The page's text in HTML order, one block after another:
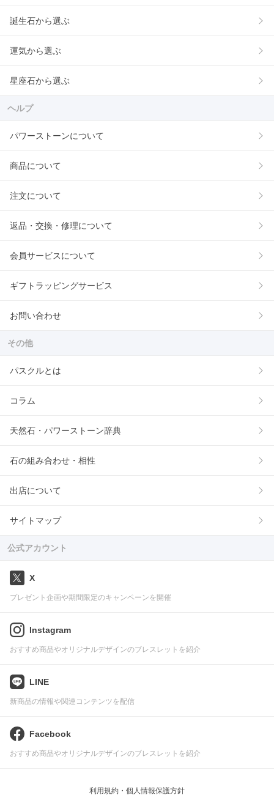
誕生石から選ぶ
運気から選ぶ
星座石から選ぶ
ヘルプ
パワーストーンについて
商品について
注文について
返品・交換・修理について
会員サービスについて
ギフトラッピングサービス
お問い合わせ
その他
パスクルとは
コラム
天然石・パワーストーン辞典
石の組み合わせ・相性
出店について
サイトマップ
公式アカウント
X
プレゼント企画や期間限定のキャンペーンを開催
Instagram
おすすめ商品やオリジナルデザインのブレスレットを紹介
LINE
新商品の情報や関連コンテンツを配信
Facebook
おすすめ商品やオリジナルデザインのブレスレットを紹介
利用規約・個人情報保護方針